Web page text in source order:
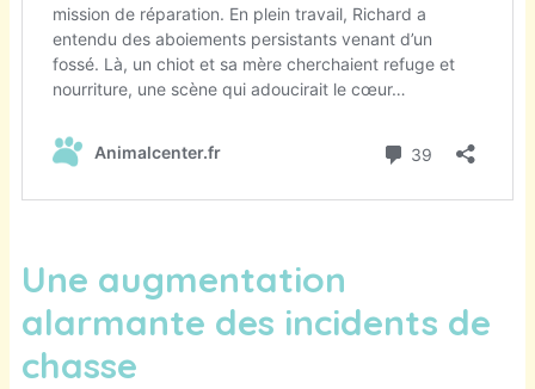
Une augmentation
alarmante des incidents de
chasse